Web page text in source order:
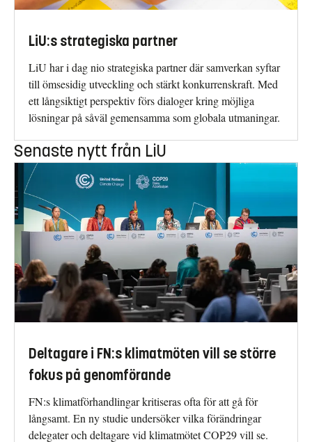
LiU:s strategiska partner
LiU har i dag nio strategiska partner där samverkan syftar
till ömsesidig utveckling och stärkt konkurrenskraft. Med
ett långsiktigt perspektiv förs dialoger kring möjliga
lösningar på såväl gemensamma som globala utmaningar.
Senaste nytt från LiU
Deltagare i FN:s klimatmöten vill se större
fokus på genomförande
FN:s klimatförhandlingar kritiseras ofta för att gå för
långsamt. En ny studie undersöker vilka förändringar
delegater och deltagare vid klimatmötet COP29 vill se.